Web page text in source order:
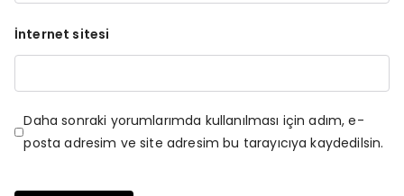
İnternet sitesi
Daha sonraki yorumlarımda kullanılması için adım, e-
posta adresim ve site adresim bu tarayıcıya kaydedilsin.